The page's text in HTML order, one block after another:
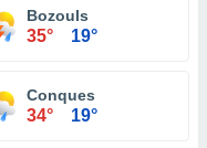
Bozouls
35° 19°
Conques
34° 19°